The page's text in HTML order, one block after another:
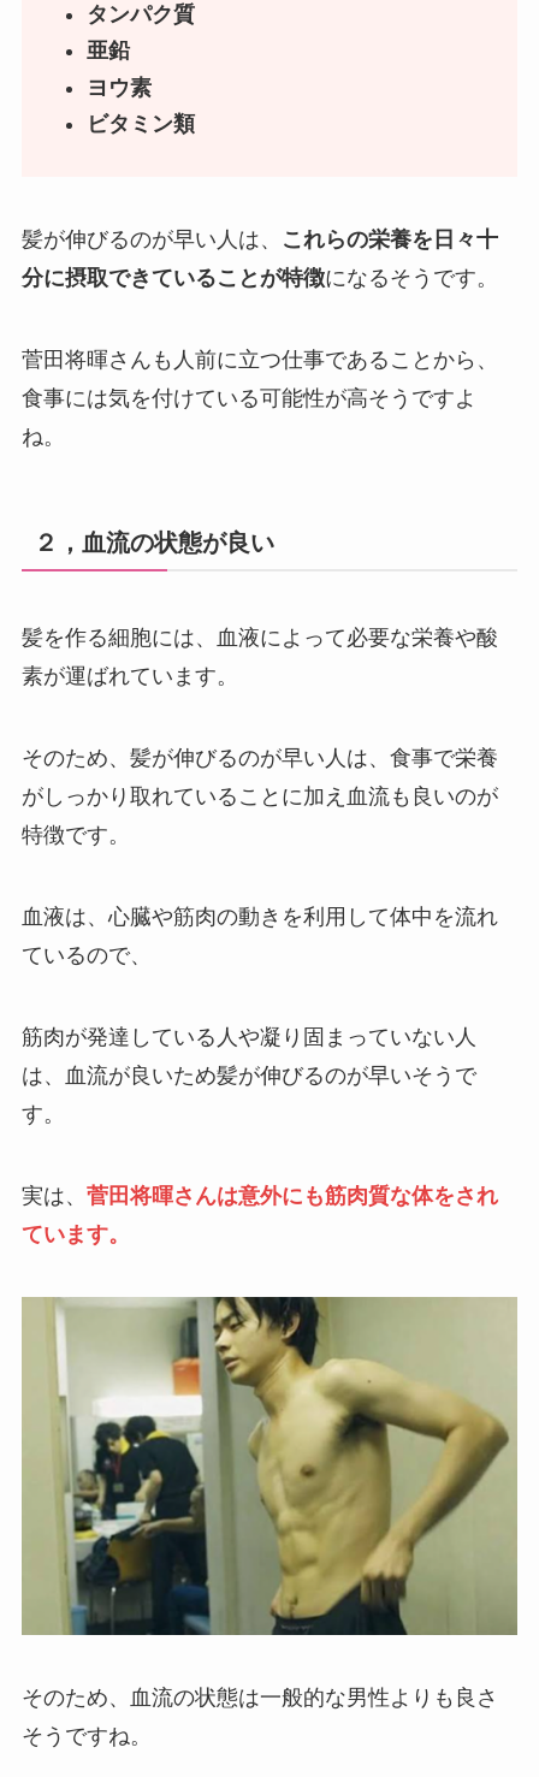
タンパク質
亜鉛
ヨウ素
ビタミン類
髪が伸びるのが早い人は、
これらの栄養を日々十
分に摂取できていることが特徴になるそうです。
菅田将暉さんも人前に立つ仕事であることから、
食事には気を付けている可能性が高そうですよ
ね。
２，血流の状態が良い
髪を作る細胞には、血液によって必要な栄養や酸
素が運ばれています。
そのため、髪が伸びるのが早い人は、食事で栄養
がしっかり取れていることに加え血流も良いのが
特徴です。
血液は、心臓や筋肉の動きを利用して体中を流れ
ているので、
筋肉が発達している人や凝り固まっていない人
は、血流が良いため髪が伸びるのが早いそうで
す。
実は、 菅田将暉さんは意外にも筋肉質な体をされ
ています。
そのため、血流の状態は一般的な男性よりも良さ
そうですね。